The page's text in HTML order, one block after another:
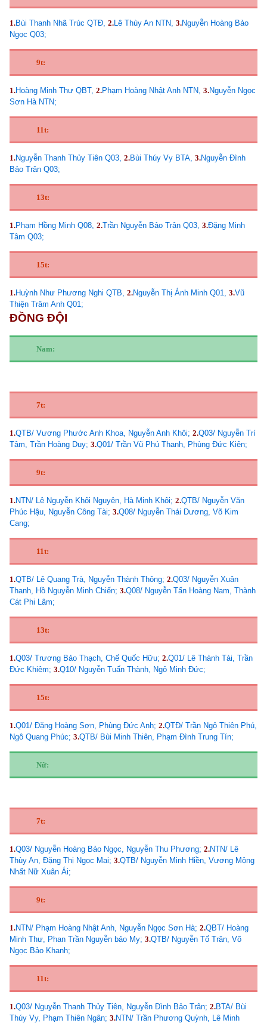
1.Bùi Thanh Nhã Trúc QTĐ, 2.Lê Thùy An NTN, 3.Nguyễn Hoàng Bảo
Ngọc Q03;
9t:
1.Hoàng Minh Thư QBT, 2.Phạm Hoàng Nhật Anh NTN, 3.Nguyễn Ngọc
Sơn Hà NTN;
11t:
1.Nguyễn Thanh Thủy Tiên Q03, 2.Bùi Thúy Vy BTA, 3.Nguyễn Đình
Bảo Trân Q03;
13t:
1.Phạm Hồng Minh Q08, 2.Trần Nguyễn Bảo Trân Q03, 3.Đặng Minh
Tâm Q03;
15t:
1.Huỳnh Như Phương Nghi QTB, 2.Nguyễn Thị Ánh Minh Q01, 3.Vũ
Thiện Trâm Anh Q01;
ĐỒNG ĐỘI
Nam:
7t:
1.QTB/ Vương Phước Anh Khoa, Nguyễn Anh Khôi; 2.Q03/ Nguyễn Trí
Tâm, Trần Hoàng Duy; 3.Q01/ Trần Vũ Phú Thanh, Phùng Đức Kiên;
9t:
1.NTN/ Lê Nguyễn Khôi Nguyên, Hà Minh Khôi; 2.QTB/ Nguyễn Văn
Phúc Hậu, Nguyễn Công Tài; 3.Q08/ Nguyễn Thái Dương, Võ Kim
Cang;
11t:
1.QTB/ Lê Quang Trà, Nguyễn Thành Thông; 2.Q03/ Nguyễn Xuân
Thanh, Hồ Nguyễn Minh Chiến; 3.Q08/ Nguyễn Tấn Hoàng Nam, Thành
Cát Phi Lâm;
13t:
1.Q03/ Trương Bảo Thạch, Chế Quốc Hữu; 2.Q01/ Lê Thành Tài, Trần
Đức Khiêm; 3.Q10/ Nguyễn Tuấn Thành, Ngô Minh Đức;
15t:
1.Q01/ Đặng Hoàng Sơn, Phùng Đức Anh; 2.QTĐ/ Trần Ngô Thiên Phú,
Ngô Quang Phúc; 3.QTB/ Bùi Minh Thiên, Phạm Đình Trung Tín;
Nữ:
7t:
1.Q03/ Nguyễn Hoàng Bảo Ngọc, Nguyễn Thu Phương; 2.NTN/ Lê
Thùy An, Đặng Thị Ngọc Mai; 3.QTB/ Nguyễn Minh Hiền, Vương Mộng
Nhất Nữ Xuân Ái;
9t:
1.NTN/ Phạm Hoàng Nhật Anh, Nguyễn Ngọc Sơn Hà; 2.QBT/ Hoàng
Minh Thư, Phan Trần Nguyễn bảo My; 3.QTB/ Nguyễn Tố Trân, Võ
Ngọc Bảo Khanh;
11t:
1.Q03/ Nguyễn Thanh Thủy Tiên, Nguyễn Đình Bảo Trân; 2.BTA/ Bùi
Thúy Vy, Phạm Thiên Ngân; 3.NTN/ Trần Phương Quỳnh, Lê Minh